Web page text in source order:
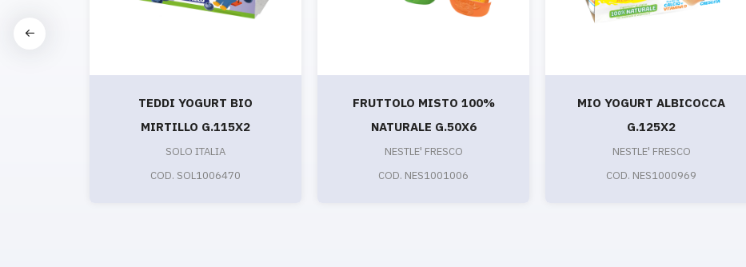
TEDDI YOGURT BIO
MIRTILLO G.115X2
SOLO ITALIA
COD. SOL1006470
FRUTTOLO MISTO 100%
NATURALE G.50X6
NESTLE' FRESCO
COD. NES1001006
MIO YOGURT ALBICOCCA
G.125X2
NESTLE' FRESCO
COD. NES1000969